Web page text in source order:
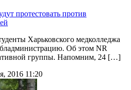
протестовать против
Харьковского медколледжа
Об этом NR
группы. Напомним, 24 […]
2016 11:20